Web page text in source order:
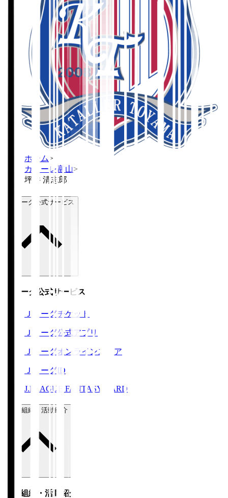
ホーム >
カターレ富山>
坪井 清志郎
Ｊリーグ公式サービス
Ｊリーグ公式サービス
Ｊリーグチケット
Ｊリーグ公式アプリ
Ｊリーグオンラインストア
ＪリーグID
J.LEAGUE FANTASY CARD
運営組織・活動紹介
運営組織・活動紹介